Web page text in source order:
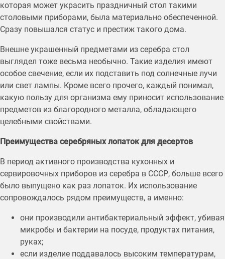
которая может украсить праздничный стол такими
столовыми приборами, была материально обеспеченной.
Сразу повышался статус и престиж такого дома.
Внешне украшенный предметами из серебра стол
выглядел тоже весьма необычно. Такие изделия имеют
особое свечение, если их подставить под солнечные лучи
или свет лампы. Кроме всего прочего, каждый понимал,
какую пользу для организма ему приносит использование
предметов из благородного металла, обладающего
целебными свойствами.
Преимущества серебряных лопаток для десертов
В период активного производства кухонных и
сервировочных приборов из серебра в СССР, больше всего
было выпущено как раз лопаток. Их использование
сопровождалось рядом преимуществ, а именно:
они производили антибактериальный эффект, убивая
микробы и бактерии на посуде, продуктах питания,
руках;
если изделие поддавалось высоким температурам,